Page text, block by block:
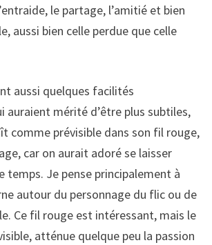
le partage, l’amitié et bien
aussi bien celle perdue que celle
aussi quelques facilités
auraient mérité d’être plus subtiles,
comme prévisible dans son fil rouge,
car on aurait adoré se laisser
temps. Je pense principalement à
autour du personnage du flic ou de
Ce fil rouge est intéressant, mais le
atténue quelque peu la passion